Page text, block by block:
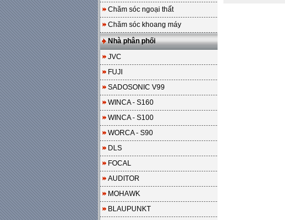
Chăm sóc ngoại thất
Chăm sóc khoang máy
Nhà phân phối
JVC
FUJI
SADOSONIC V99
WINCA - S160
WINCA - S100
WORCA - S90
DLS
FOCAL
AUDITOR
MOHAWK
BLAUPUNKT